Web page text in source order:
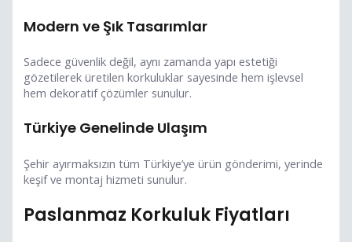
Modern ve Şık Tasarımlar
Sadece güvenlik değil, aynı zamanda yapı estetiği
gözetilerek üretilen korkuluklar sayesinde hem işlevsel
hem dekoratif çözümler sunulur.
Türkiye Genelinde Ulaşım
Şehir ayırmaksızın tüm Türkiye’ye ürün gönderimi, yerinde
keşif ve montaj hizmeti sunulur.
Paslanmaz Korkuluk Fiyatları